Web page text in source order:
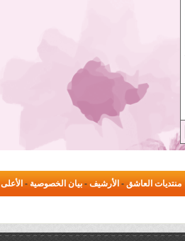
منتديات العاشق - الأرشيف - بيان الخصوصية - الأعلى